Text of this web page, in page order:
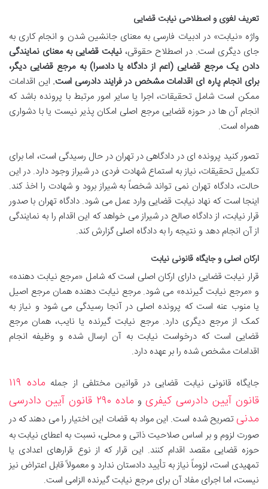
تعریف لغوی و اصطلاحی نیابت قضایی
واژه «نیابت» در ادبیات فارسی به معنای جانشین شدن و انجام کاری به
جای دیگری است. در اصطلاح حقوقی، نیابت قضایی به معنای نمایندگی
دادن یک مرجع قضایی (اعم از دادگاه یا دادسرا) به مرجع قضایی دیگر،
برای انجام پاره ای اقدامات مشخص در فرایند دادرسی است. این اقدامات
ممکن است شامل تحقیقات، اجرا یا سایر امور مرتبط با پرونده باشد که
انجام آن ها در حوزه قضایی مرجع اصلی امکان پذیر نیست یا با دشواری
همراه است.
تصور کنید پرونده ای در دادگاهی در تهران در حال رسیدگی است، اما برای
تکمیل تحقیقات، نیاز به استماع شهادت فردی در شیراز وجود دارد. در این
حالت، دادگاه تهران نمی تواند شخصاً به شیراز برود و شهادت را اخذ کند.
اینجا است که نهاد نیابت قضایی وارد عمل می شود. دادگاه تهران با صدور
قرار نیابت، از دادگاه صالح در شیراز می خواهد که این اقدام را به نمایندگی
از آن انجام دهد و نتیجه را به دادگاه اصلی گزارش کند.
ارکان اصلی و جایگاه قانونی نیابت
قرار نیابت قضایی دارای ارکان اصلی است که شامل «مرجع نیابت دهنده»
و «مرجع نیابت گیرنده» می شود. مرجع نیابت دهنده همان مرجع اصیل
یا منوب عنه است که پرونده اصلی در آنجا رسیدگی می شود و نیاز به
کمک از مرجع دیگری دارد. مرجع نیابت گیرنده یا نایب، همان مرجع
قضایی است که درخواست نیابت به آن ارسال شده و وظیفه انجام
اقدامات مشخص شده را بر عهده دارد.
جایگاه قانونی نیابت قضایی در قوانین مختلفی از جمله
ماده ۱۱۹
قانون آیین دادرسی کیفری و
ماده ۲۹۰ قانون آیین دادرسی
مدنی تصریح شده است. این مواد به قضات این اختیار را می دهند که در
صورت لزوم و بر اساس صلاحیت ذاتی و محلی، نسبت به اعطای نیابت به
حوزه قضایی مقصد اقدام کنند. این قرار که از نوع قرارهای اعدادی یا
تمهیدی است، لزوماً نیاز به تأیید دادستان ندارد و معمولاً قابل اعتراض نیز
نیست، اما اجرای مفاد آن برای مرجع نیابت گیرنده الزامی است.